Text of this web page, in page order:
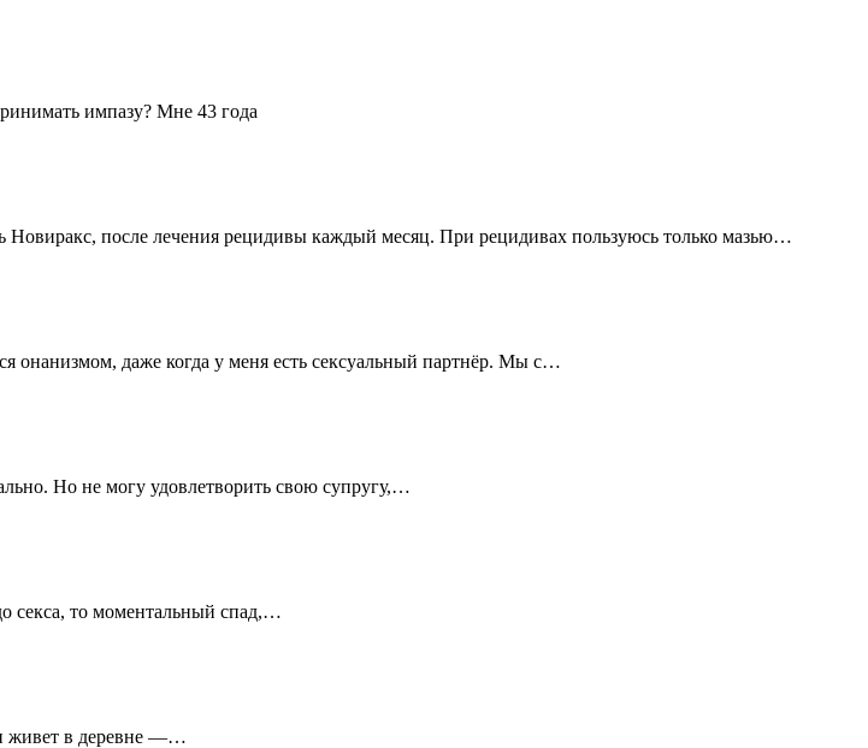
импазу? Мне 43 года
Новиракс, после лечения рецидивы каждый месяц. При рецидивах пользуюсь только мазью…
онанизмом, даже когда у меня есть сексуальный партнёр. Мы с…
Но не могу удовлетворить свою супругу,…
секса, то моментальный спад,…
и живет в деревне —…